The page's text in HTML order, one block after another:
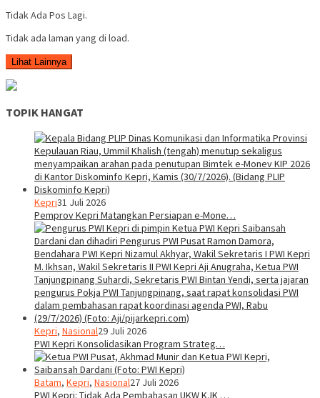
Tidak Ada Pos Lagi.
Tidak ada laman yang di load.
Lihat Lainnya
TOPIK HANGAT
Kepri31 Juli 2026
Pemprov Kepri Matangkan Persiapan e-Mone…
Kepri, Nasional29 Juli 2026
PWI Kepri Konsolidasikan Program Strateg…
Batam, Kepri, Nasional27 Juli 2026
PWI Kepri: Tidak Ada Pembahasan UKW KJK …